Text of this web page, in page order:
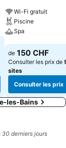
Wi-Fi gratuit
Piscine
Spa
Consulter les
de 150 CHF
Consulter les prix de
sites
Consulter les prix
les-Bains
30 derniers jours